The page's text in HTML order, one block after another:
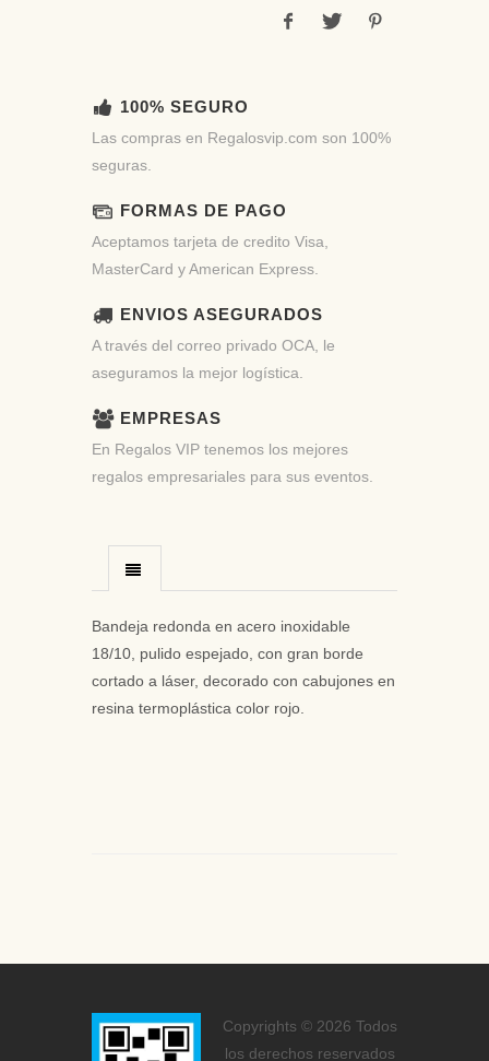
100% SEGURO
Las compras en Regalosvip.com son 100%
seguras.
FORMAS DE PAGO
Aceptamos tarjeta de credito Visa,
MasterCard y American Express.
ENVIOS ASEGURADOS
A través del correo privado OCA, le
aseguramos la mejor logística.
EMPRESAS
En Regalos VIP tenemos los mejores
regalos empresariales para sus eventos.
Bandeja redonda en acero inoxidable
18/10, pulido espejado, con gran borde
cortado a láser, decorado con cabujones en
resina termoplástica color rojo.
Copyrights © 2026 Todos
los derechos reservados